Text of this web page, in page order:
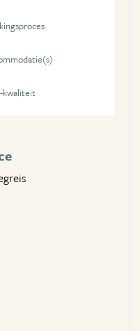
kwaliteit